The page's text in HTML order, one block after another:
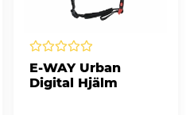
E-WAY Urban
Digital Hjälm